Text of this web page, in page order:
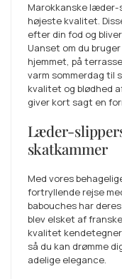
Marokkanske læder-
højeste kvalitet.
efter din fod og
Uanset om du
hjemmet, på
varm sommerdag til
kvalitet og blødhed
giver kort sagt en
Læder-
skatkammer
Med vores
fortryllende rejse
babouches har
blev elsket af
kvalitet
så du kan drømme
adelige elegance.